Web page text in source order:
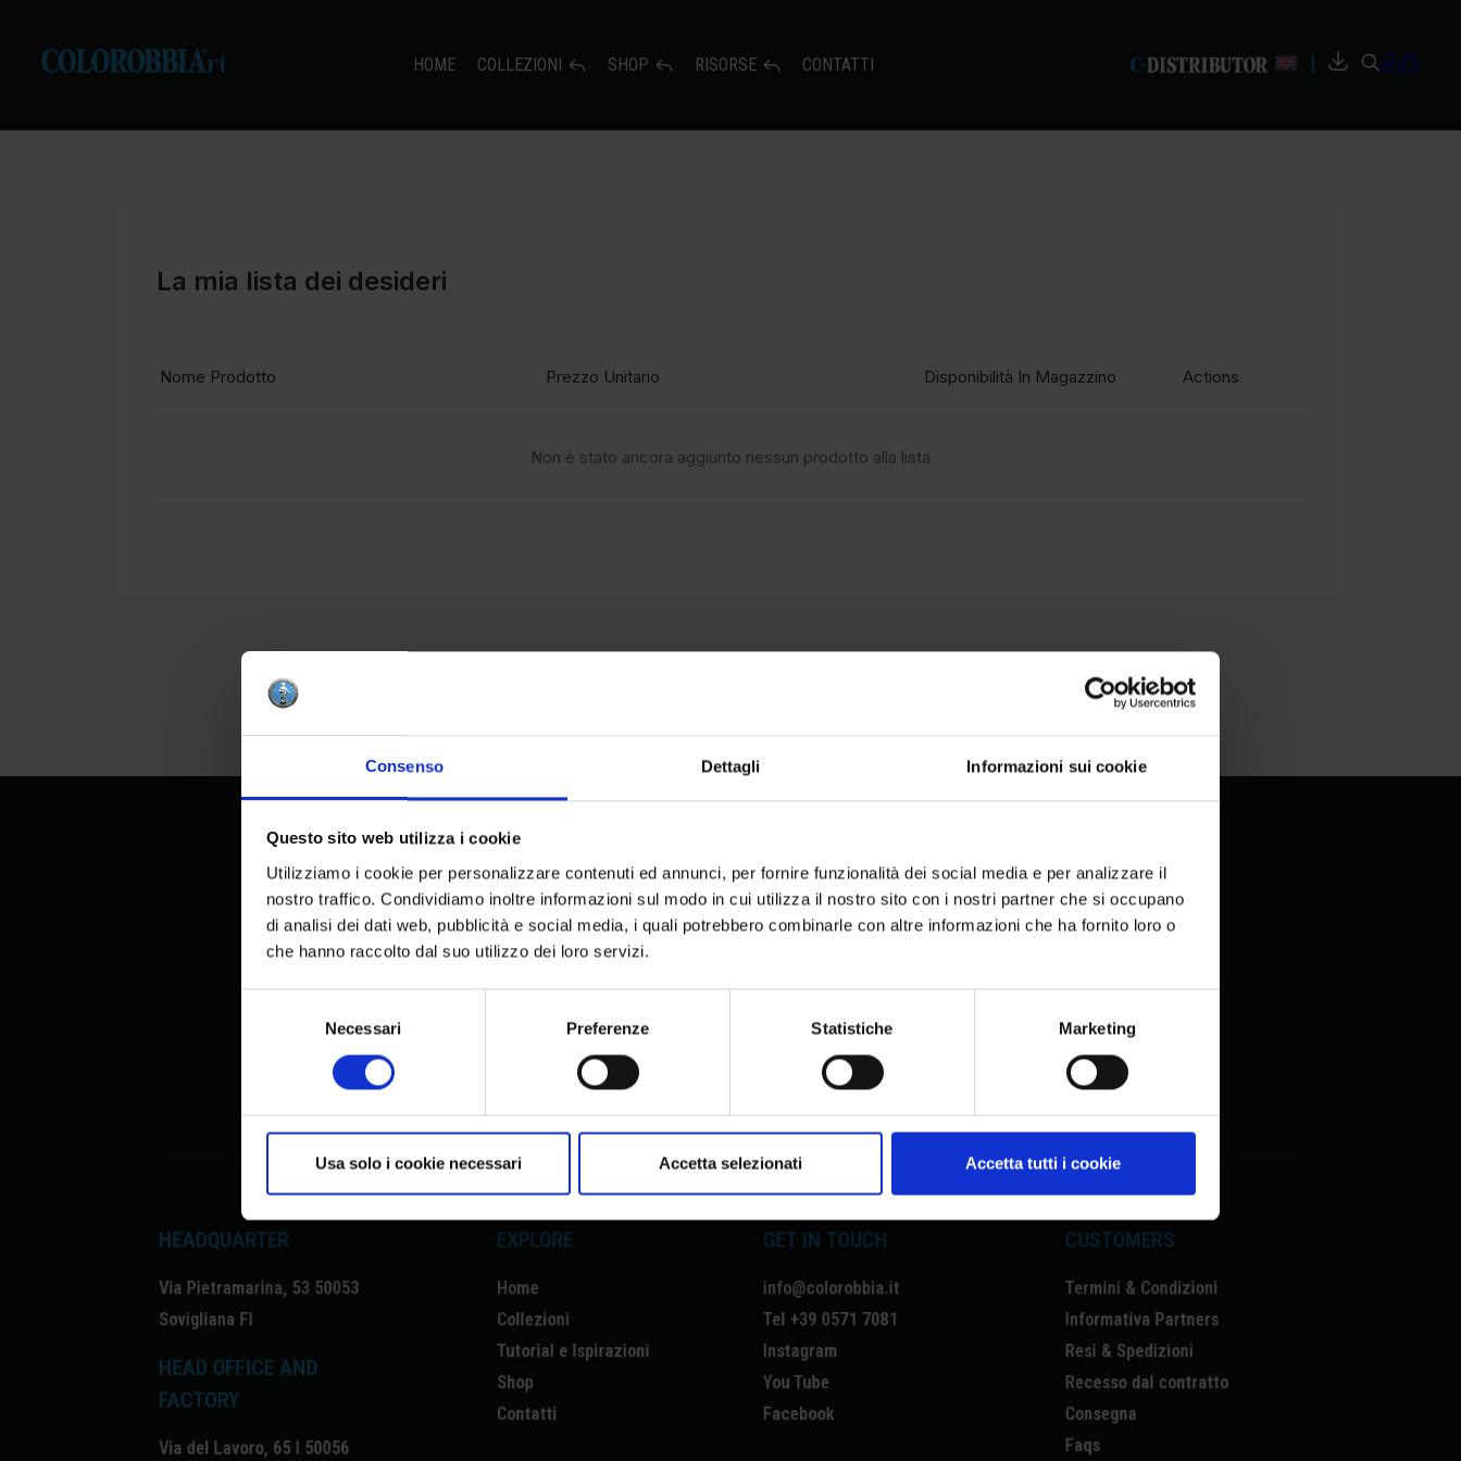
Consenso Dettagli Informazioni sui cookie
Questo sito web utilizza i cookie
Utilizziamo i cookie per personalizzare contenuti ed annunci, per fornire funzionalità dei social media e per analizzare il
nostro traffico. Condividiamo inoltre informazioni sul modo in cui utilizza il nostro sito con i nostri partner che si occupano
di analisi dei dati web, pubblicità e social media, i quali potrebbero combinarle con altre informazioni che ha fornito loro o
che hanno raccolto dal suo utilizzo dei loro servizi.
Necessari Preferenze Statistiche Marketing
Usa solo i cookie necessari Accetta selezionati Accetta tutti i cookie
HOME COLLEZIONI SHOP RISORSE CONTATTI |
La mia lista dei desideri
Nome Prodotto Prezzo Unitario Disponibilità In Magazzino Actions
Non è stato ancora aggiunto nessun prodotto alla lista
Facebook|You Tube|Instagram
HEADQUARTER
Via Pietramarina, 53 50053
Sovigliana FI
HEAD OFFICE AND
FACTORY
Via del Lavoro, 65 I 50056
EXPLORE
Home
Collezioni
Tutorial e Ispirazioni
Shop
Contatti
GET IN TOUCH
info@colorobbia.it
Tel +39 0571 7081
Instagram
You Tube
Facebook
CUSTOMERS
Termini & Condizioni
Informativa Partners
Resi & Spedizioni
Recesso dal contratto
Consegna
Faqs